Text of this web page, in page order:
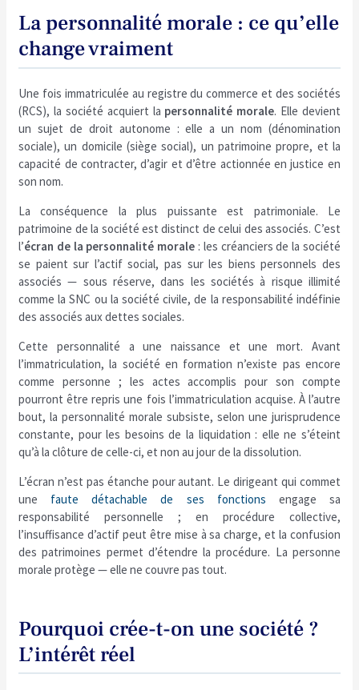
La personnalité morale : ce qu’elle
change vraiment
Une fois immatriculée au registre du commerce et des sociétés
(RCS), la société acquiert la personnalité morale. Elle devient
un sujet de droit autonome : elle a un nom (dénomination
sociale), un domicile (siège social), un patrimoine propre, et la
capacité de contracter, d’agir et d’être actionnée en justice en
son nom.
La conséquence la plus puissante est patrimoniale. Le
patrimoine de la société est distinct de celui des associés. C’est
l’écran de la personnalité morale : les créanciers de la société
se paient sur l’actif social, pas sur les biens personnels des
associés — sous réserve, dans les sociétés à risque illimité
comme la SNC ou la société civile, de la responsabilité indéfinie
des associés aux dettes sociales.
Cette personnalité a une naissance et une mort. Avant
l’immatriculation, la société en formation n’existe pas encore
comme personne ; les actes accomplis pour son compte
pourront être repris une fois l’immatriculation acquise. À l’autre
bout, la personnalité morale subsiste, selon une jurisprudence
constante, pour les besoins de la liquidation : elle ne s’éteint
qu’à la clôture de celle-ci, et non au jour de la dissolution.
L’écran n’est pas étanche pour autant. Le dirigeant qui commet
une faute détachable de ses fonctions engage sa
responsabilité personnelle ; en procédure collective,
l’insuffisance d’actif peut être mise à sa charge, et la confusion
des patrimoines permet d’étendre la procédure. La personne
morale protège — elle ne couvre pas tout.
Pourquoi crée-t-on une société ?
L’intérêt réel